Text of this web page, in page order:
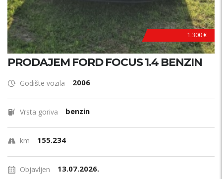
1.300 €
PRODAJEM FORD FOCUS 1.4 BENZIN
Godište vozila 2006
Vrsta goriva benzin
km 155.234
Objavljen 13.07.2026.